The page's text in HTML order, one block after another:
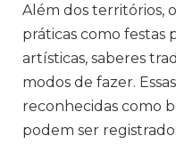
Além dos territórios,
práticas como festas
artísticas, saberes
modos de fazer.
reconhecidas como
podem ser